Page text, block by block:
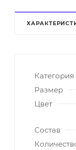
Категория
Размер
Цвет
Состав